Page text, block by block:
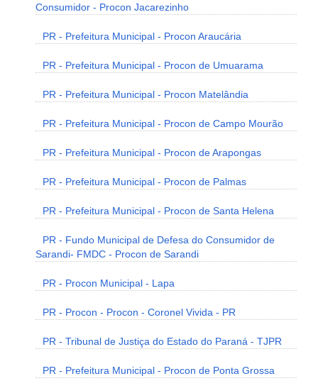
Consumidor - Procon Jacarezinho
PR - Prefeitura Municipal - Procon Araucária
PR - Prefeitura Municipal - Procon de Umuarama
PR - Prefeitura Municipal - Procon Matelândia
PR - Prefeitura Municipal - Procon de Campo Mourão
PR - Prefeitura Municipal - Procon de Arapongas
PR - Prefeitura Municipal - Procon de Palmas
PR - Prefeitura Municipal - Procon de Santa Helena
PR - Fundo Municipal de Defesa do Consumidor de
Sarandi- FMDC - Procon de Sarandi
PR - Procon Municipal - Lapa
PR - Procon - Procon - Coronel Vivida - PR
PR - Tribunal de Justiça do Estado do Paraná - TJPR
PR - Prefeitura Municipal - Procon de Ponta Grossa